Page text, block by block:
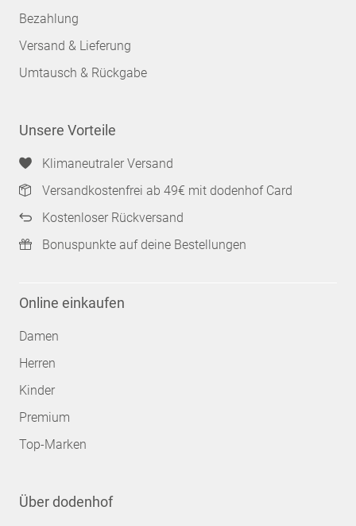
Bezahlung
Versand & Lieferung
Umtausch & Rückgabe
Unsere Vorteile
Klimaneutraler Versand
Versandkostenfrei ab 49€ mit dodenhof Card
Kostenloser Rückversand
Bonuspunkte auf deine Bestellungen
Online einkaufen
Damen
Herren
Kinder
Premium
Top-Marken
Über dodenhof